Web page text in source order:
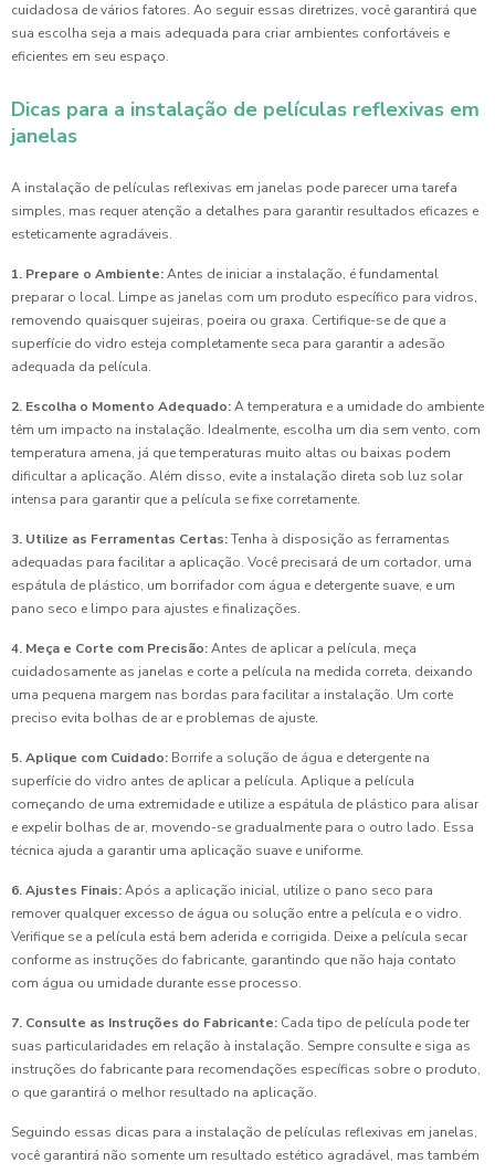
cuidadosa de vários fatores. Ao seguir essas diretrizes, você garantirá que
sua escolha seja a mais adequada para criar ambientes confortáveis e
eficientes em seu espaço.
Dicas para a instalação de películas reflexivas em
janelas
A instalação de películas reflexivas em janelas pode parecer uma tarefa
simples, mas requer atenção a detalhes para garantir resultados eficazes e
esteticamente agradáveis.
1. Prepare o Ambiente:Antes de iniciar a instalação, é fundamental
preparar o local. Limpe as janelas com um produto específico para vidros,
removendo quaisquer sujeiras, poeira ou graxa. Certifique-se de que a
superfície do vidro esteja completamente seca para garantir a adesão
adequada da película.
2. Escolha o Momento Adequado:A temperatura e a umidade do ambiente
têm um impacto na instalação. Idealmente, escolha um dia sem vento, com
temperatura amena, já que temperaturas muito altas ou baixas podem
dificultar a aplicação. Além disso, evite a instalação direta sob luz solar
intensa para garantir que a película se fixe corretamente.
3. Utilize as Ferramentas Certas:Tenha à disposição as ferramentas
adequadas para facilitar a aplicação. Você precisará de um cortador, uma
espátula de plástico, um borrifador com água e detergente suave, e um
pano seco e limpo para ajustes e finalizações.
4. Meça e Corte com Precisão:Antes de aplicar a película, meça
cuidadosamente as janelas e corte a película na medida correta, deixando
uma pequena margem nas bordas para facilitar a instalação. Um corte
preciso evita bolhas de ar e problemas de ajuste.
5. Aplique com Cuidado: Borrife a solução de água e detergente na
superfície do vidro antes de aplicar a película. Aplique a película
começando de uma extremidade e utilize a espátula de plástico para alisar
e expelir bolhas de ar, movendo-se gradualmente para o outro lado. Essa
técnica ajuda a garantir uma aplicação suave e uniforme.
6. Ajustes Finais:Após a aplicação inicial, utilize o pano seco para
remover qualquer excesso de água ou solução entre a película e o vidro.
Verifique se a película está bem aderida e corrigida. Deixe a película secar
conforme as instruções do fabricante, garantindo que não haja contato
com água ou umidade durante esse processo.
7. Consulte as Instruções do Fabricante: Cada tipo de película pode ter
suas particularidades em relação à instalação. Sempre consulte e siga as
instruções do fabricante para recomendações específicas sobre o produto,
o que garantirá o melhor resultado na aplicação.
Seguindo essas dicas para a instalação de películas reflexivas em janelas,
você garantirá não somente um resultado estético agradável, mas também